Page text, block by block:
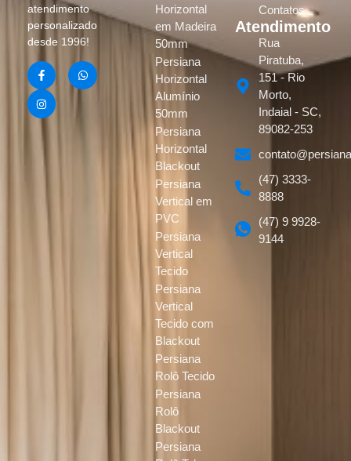
atendimento
personalizado
desde 1996!
Horizontal
em Madeira
50mm
Persiana
Horizontal
Alumínio
50mm
Persiana
Horizontal
Blackout
Persiana
Vertical em
PVC
Persiana
Vertical
Tecido
Persiana
Vertical
Tecido com
Blackout
Persiana
Rolô Tecido
Persiana
Rolô
Blackout
Persiana
Contatos
Atendimento
Rua
Piratuba,
151 - Rio
Morto,
Indaial - SC,
89082-253
(47) 3333-
8888
(47) 9 9928-
9144